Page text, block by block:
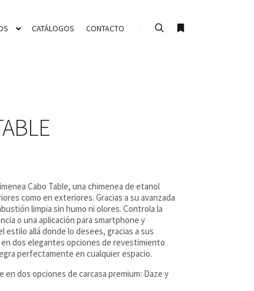
CATÁLOGOS CONTACTO
Cabo Table, una chimenea de etanol
como en exteriores. Gracias a su avanzada
limpia sin humo ni olores. Controla la
o una aplicación para smartphone y
estilo allá donde lo desees, gracias a sus
dos elegantes opciones de revestimiento
perfectamente en cualquier espacio.
en dos opciones de carcasa premium: Daze y